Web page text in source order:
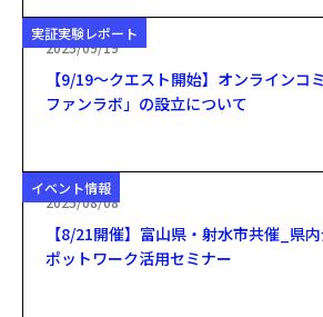
実証実験レポート
2025/09/19
【9/19〜クエスト開始】オンラインコ
ファンラボ」の設立について
イベント情報
2025/08/08
【8/21開催】富山県・射水市共催_県
ポットワーク活用セミナー